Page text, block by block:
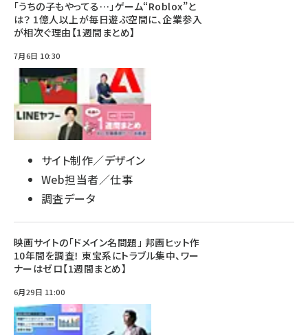
「うちの子もやってる…」ゲーム“Roblox”と
は？ 1億人以上が毎日遊ぶ空間に、企業参入
が相次ぐ理由【1週間まとめ】
7月6日 10:30
サイト制作／デザイン
Web担当者／仕事
調査データ
映画サイトの「ドメイン名問題」 邦画ヒット作
10年間を調査！ 東宝系にトラブル集中、ワー
ナーはゼロ【1週間まとめ】
6月29日 11:00